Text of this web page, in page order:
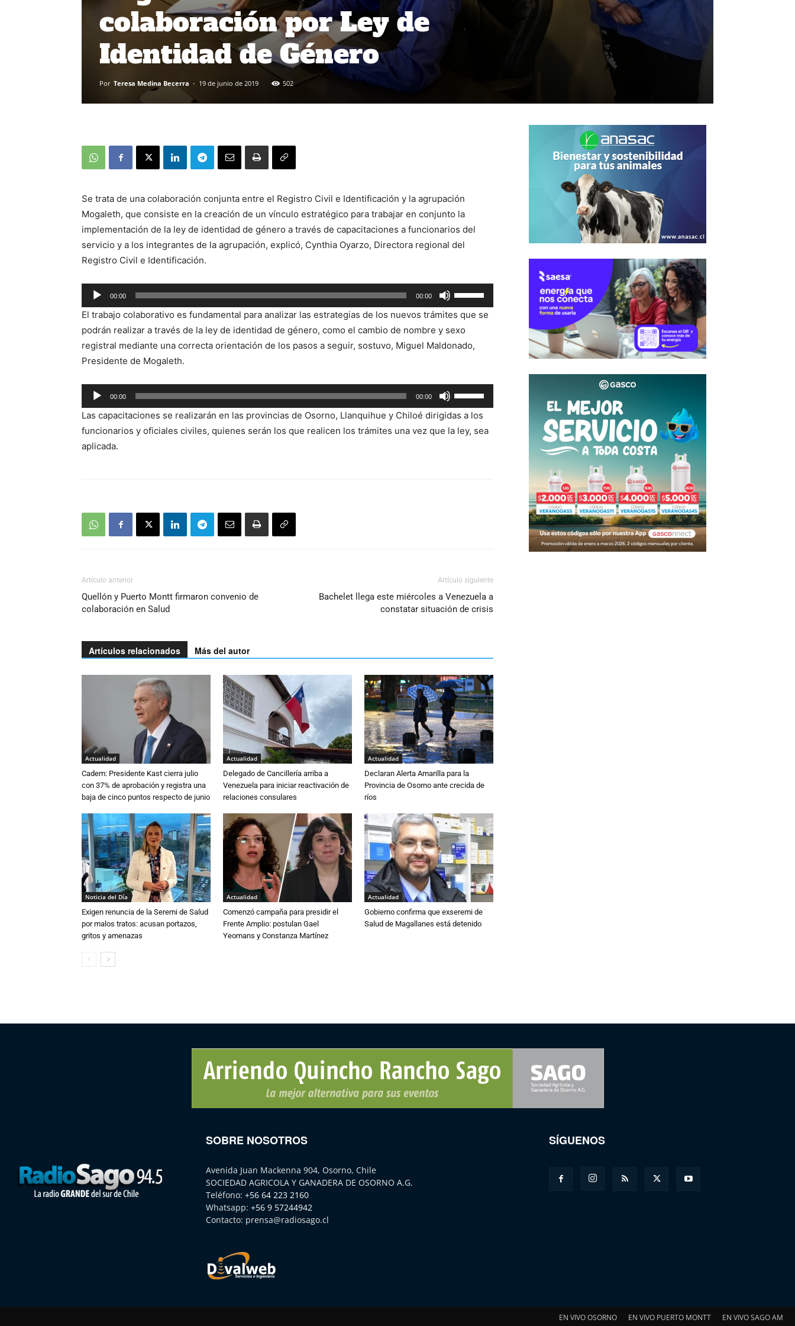
colaboración por Ley de
Identidad de Género
Por Teresa Medina Becerra - 19 de junio de 2019 502
Se trata de una colaboración conjunta entre el Registro Civil e Identificación y la agrupación
Mogaleth, que consiste en la creación de un vínculo estratégico para trabajar en conjunto la
implementación de la ley de identidad de género a través de capacitaciones a funcionarios del
servicio y a los integrantes de la agrupación, explicó, Cynthia Oyarzo, Directora regional del
Registro Civil e Identificación.
Reproductor
de
audio
00:00 00:00
las
teclas
de
flecha
para
aumentar
o
disminuir
El trabajo colaborativo es fundamental para analizar las estrategias de los nuevos trámites que se
podrán realizar a través de la ley de identidad de género, como el cambio de nombre y sexo
registral mediante una correcta orientación de los pasos a seguir, sostuvo, Miguel Maldonado,
Presidente de Mogaleth.
Reproductor
de
audio
00:00 00:00
las
teclas
de
Las capacitaciones se realizarán en las provincias de Osorno, Llanquihue y Chiloé dirigidas a los
funcionarios y oficiales civiles, quienes serán los que realicen los trámites una vez que la ley, sea
aplicada.
Artículo anterior
Quellón y Puerto Montt firmaron convenio de
colaboración en Salud
Artículo siguiente
Bachelet llega este miércoles a Venezuela a
constatar situación de crisis
Artículos relacionados Más del autor
Actualidad
Cadem: Presidente Kast cierra julio
con 37% de aprobación y registra una
baja de cinco puntos respecto de junio
Actualidad
Delegado de Cancillería arriba a
Venezuela para iniciar reactivación de
relaciones consulares
Actualidad
Declaran Alerta Amarilla para la
Provincia de Osorno ante crecida de
ríos
Noticia del Día
Exigen renuncia de la Seremi de Salud
por malos tratos: acusan portazos,
gritos y amenazas
Actualidad
Comenzó campaña para presidir el
Frente Amplio: postulan Gael
Yeomans y Constanza Martínez
Actualidad
Gobierno confirma que exseremi de
Salud de Magallanes está detenido
SOBRE NOSOTROS
Avenida Juan Mackenna 904, Osorno, Chile
SOCIEDAD AGRICOLA Y GANADERA DE OSORNO A.G.
Teléfono: +56 64 223 2160
Whatsapp: +56 9 57244942
Contacto: prensa@radiosago.cl
SÍGUENOS
EN VIVO OSORNO EN VIVO PUERTO MONTT EN VIVO SAGO AM